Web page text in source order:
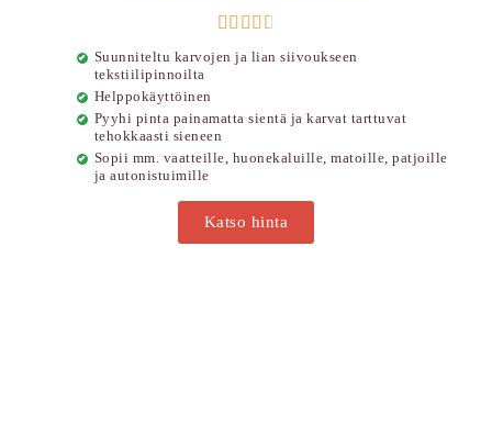
    
Suunniteltu karvojen ja lian siivoukseen
tekstiilipinnoilta
Helppokäyttöinen
Pyyhi pinta painamatta sientä ja karvat tarttuvat
tehokkaasti sieneen
Sopii mm. vaatteille, huonekaluille, matoille, patjoille
ja autonistuimille
Katso hinta